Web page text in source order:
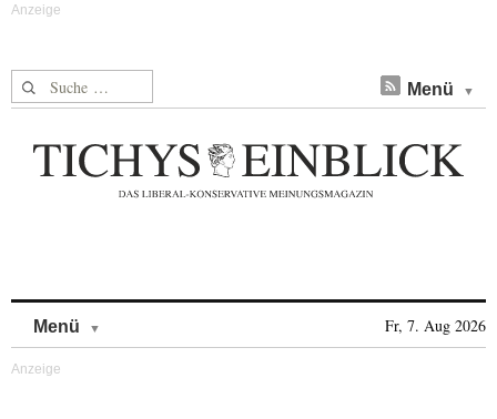
Suche nach: Menü
Menü Fr, 7. Aug 2026